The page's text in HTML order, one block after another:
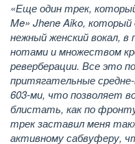
«Еще один трек,
Me» Jhene Aiko,
нежный женский вокал,
нотами и множеством
реверберации. Все это
притягательные
603-ми, что позволяет
блистать, как по
трек заставил меня
активному сабвуферу,